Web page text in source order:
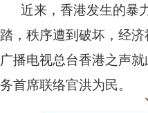
近来，香港发生的暴
踏，秩序遭到破坏，经
广播电视总台香港之声
务首席联络官洪为民。